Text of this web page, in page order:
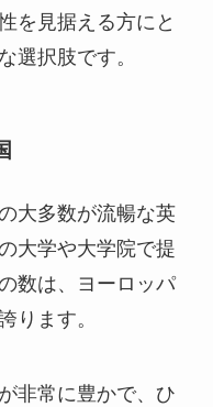
を見据える方にと
選択肢です。
大多数が流暢な英
大学や大学院で提
数は、ヨーロッパ
ります。
非常に豊かで、ひ